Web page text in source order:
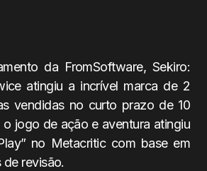
da FromSoftware, Sekiro:
atingiu a incrível marca de 2
vendidas no curto prazo de 10
o jogo de ação e aventura atingiu
no Metacritic com base em
revisão.